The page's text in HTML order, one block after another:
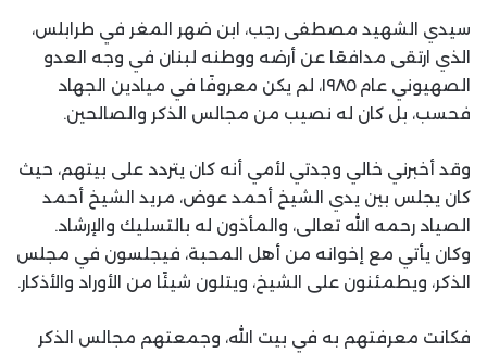
سيدي الشهيد مصطفى رجب، ابن ضهر المغر في طرابلس،
الذي ارتقى مدافعًا عن أرضه ووطنه لبنان في وجه العدو
الصهيوني عام ١٩٨٥، لم يكن معروفًا في ميادين الجهاد
فحسب، بل كان له نصيب من مجالس الذكر والصالحين.
وقد أخبرني خالي وجدتي لأمي أنه كان يتردد على بيتهم، حيث
كان يجلس بين يدي الشيخ أحمد عوض، مريد الشيخ أحمد
الصياد رحمه الله تعالى، والمأذون له بالتسليك والإرشاد.
وكان يأتي مع إخوانه من أهل المحبة، فيجلسون في مجلس
الذكر، ويطمئنون على الشيخ، ويتلون شيئًا من الأوراد والأذكار.
فكانت معرفتهم به في بيت الله، وجمعتهم مجالس الذكر